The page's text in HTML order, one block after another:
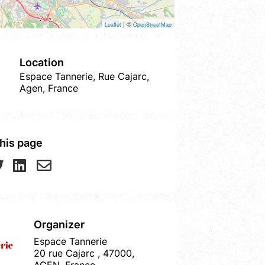
Leaflet | © OpenStreetMap
Location
Espace Tannerie, Rue Cajarc,
Agen, France
page
Organizer
Espace Tannerie
20 rue Cajarc , 47000,